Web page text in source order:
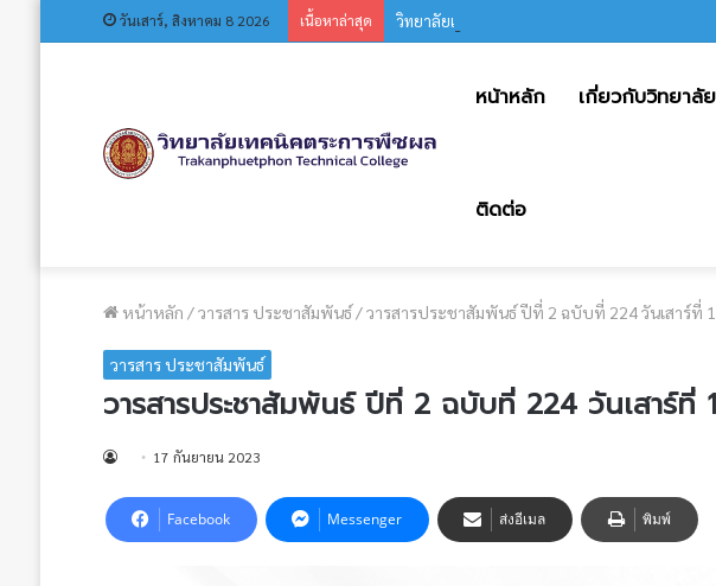
วันเสาร์, สิงหาคม 8 2026 เนื้อหาล่าสุด วิทยาลัยเทคนิคตระการพืชผล ร่วมงานประเพณีแห่เ
หน้าหลัก เกี่ยวกับวิทยาลั
ติดต่อ
หน้าหลัก /วารสาร ประชาสัมพันธ์/วารสารประชาสัมพันธ์ ปีที่ 2 ฉบับที่ 224 วันเสาร์ที่
วารสาร ประชาสัมพันธ์
วารสารประชาสัมพันธ์ ปีที่ 2 ฉบับที่ 224 วันเสาร์ที่
17 กันยายน 2023
Facebook Messenger ส่งอีเมล พิมพ์